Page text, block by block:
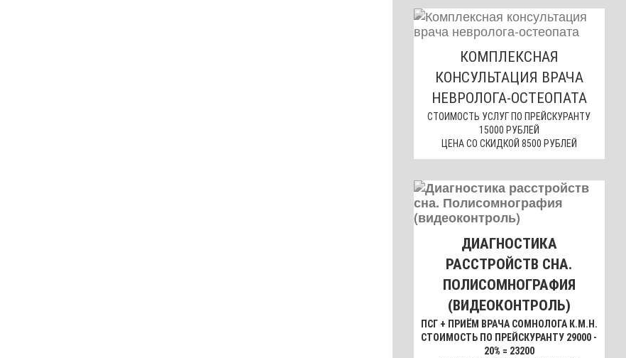
КОМПЛЕКСНАЯ
КОНСУЛЬТАЦИЯ ВРАЧА
НЕВРОЛОГА-ОСТЕОПАТА
СТОИМОСТЬ УСЛУГ ПО ПРЕЙСКУРАНТУ
15000 РУБЛЕЙ
ЦЕНА СО СКИДКОЙ 8500 РУБЛЕЙ
ДИАГНОСТИКА
РАССТРОЙСТВ СНА.
ПОЛИСОМНОГРАФИЯ
(ВИДЕОКОНТРОЛЬ)
ПСГ + ПРИЁМ ВРАЧА СОМНОЛОГА К.М.Н.
СТОИМОСТЬ ПО ПРЕЙСКУРАНТУ 29000 -
20% = 23200